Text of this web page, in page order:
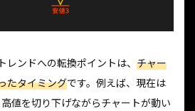
ンドへの転換ポイントは、 チャー
たタイミングです。例えば、現在は
値を切り下げながらチャートが動い